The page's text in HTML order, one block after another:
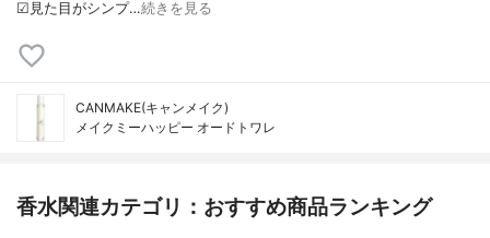
☑見た目がシンプ…続きを見る
CANMAKE(キャンメイク)
メイクミーハッピー オードトワレ
香水関連カテゴリ：おすすめ商品ランキング